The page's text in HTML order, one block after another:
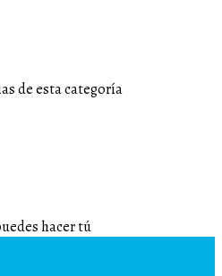
de esta categoría